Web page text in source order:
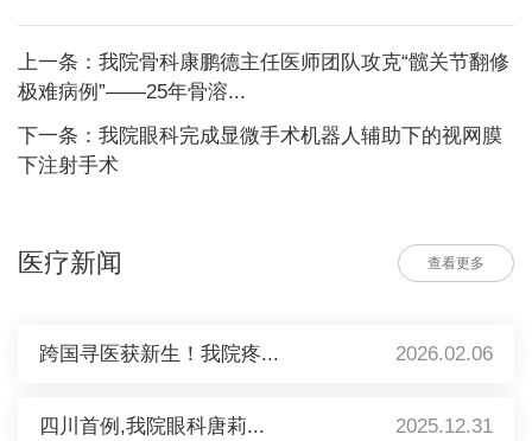
上一条：我院骨科康鹏德主任医师团队攻克“髋关节翻修
极难病例”——25年骨溶...
下一条：我院眼科完成显微手术机器人辅助下的视网膜
下注射手术
医疗新闻 查看更多
跨国寻医获新生！我院疼... 2026.02.06
四川首例,我院眼科唐莉... 2025.12.31